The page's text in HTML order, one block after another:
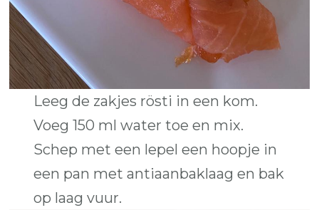
Leeg de zakjes rösti in een kom.
Voeg 150 ml water toe en mix.
Schep met een lepel een hoopje in
een pan met antiaanbaklaag en bak
op laag vuur.